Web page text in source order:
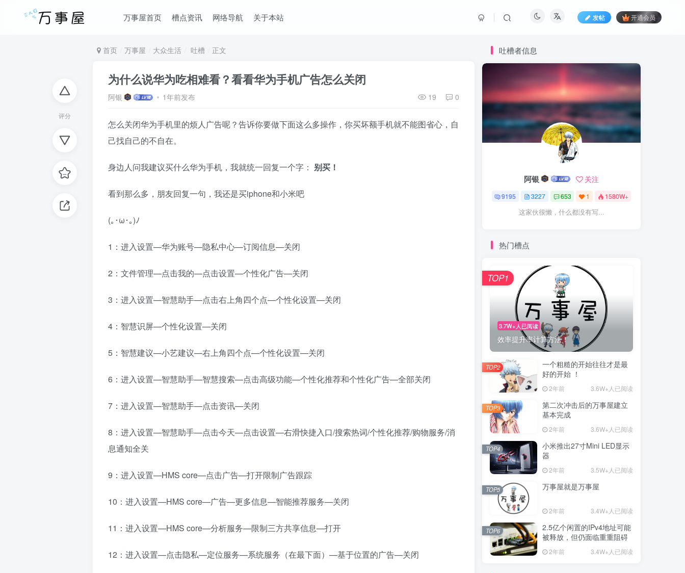
万事屋首页 槽点资讯 网络导航 关于本站 发帖 开通会员
评分
首页 万事屋 大众生活 吐槽 正文
为什么说华为吃相难看？看看华为手机广告怎么关闭
阿银 1年前发布 19 0
怎么关闭华为手机里的烦人广告呢？告诉你要做下面这么多操作，你买坏额手机就不能图省心，自
己找自己的不自在。
身边人问我建议买什么华为手机，我就统一回复一个字： 别买！
看到那么多，朋友回复一句，我还是买iphone和小米吧
(｡･ω･｡)ﾉ
1：进入设置—华为账号—隐私中心—订阅信息—关闭
2：文件管理—点击我的—点击设置—个性化广告—关闭
3：进入设置—智慧助手—点击右上角四个点—个性化设置—关闭
4：智慧识屏—个性化设置—关闭
5：智慧建议—小艺建议—右上角四个点—个性化设置—关闭
6：进入设置—智慧助手—智慧搜索—点击高级功能—个性化推荐和个性化广告—全部关闭
7：进入设置—智慧助手—点击资讯—关闭
8：进入设置—智慧助手—点击今天—点击设置—右滑快捷入口/搜索热词/个性化推荐/购物服务/消
息通知全关
9：进入设置—HMS core—点击广告—打开限制广告跟踪
10：进入设置—HMS core—广告—更多信息—智能推荐服务—关闭
11：进入设置—HMS core—分析服务—限制三方共享信息—打开
12：进入设置—点击隐私—定位服务—系统服务（在最下面）—基于位置的广告—关闭
吐槽者信息
阿银 关注
9195 3227 653 1 1580W+
这家伙很懒，什么都没有写...
热门槽点
3.7W+人已阅读
效率提升率计算方法！
TOP1
一个粗糙的开始往往才是最
好的开始 ！
2年前 3.6W+人已阅读
TOP2
第二次冲击后的万事屋建立
基本完成
2年前 3.6W+人已阅读
TOP3
小米推出27寸Mini LED显示
器
2年前 3.5W+人已阅读
TOP4
万事屋就是万事屋
2年前 3.4W+人已阅读
TOP5
2.5亿个闲置的IPv4地址可能
被释放，但仍面临重重阻碍
2年前 3.4W+人已阅读
TOP6